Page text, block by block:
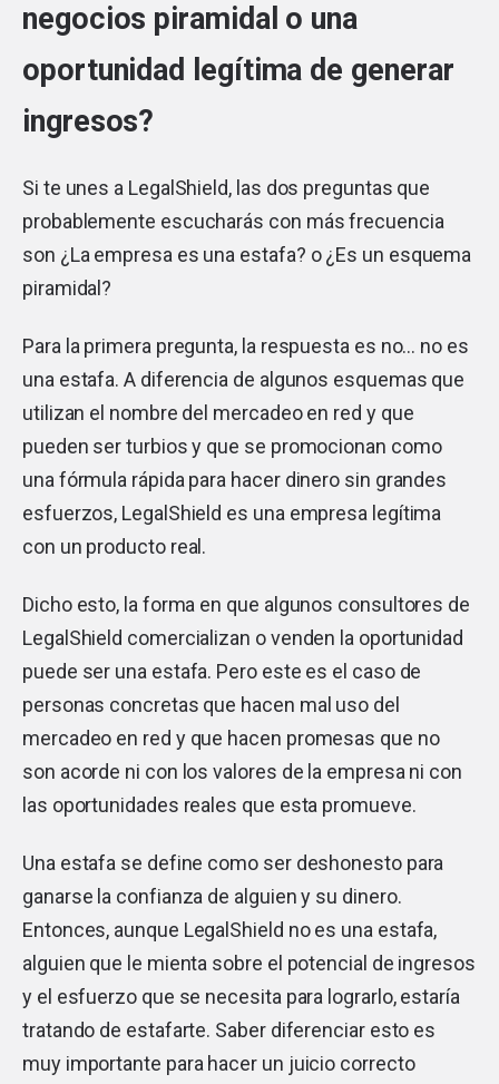
negocios piramidal o una
oportunidad legítima de generar
ingresos?
Si te unes a LegalShield, las dos preguntas que
probablemente escucharás con más frecuencia
son ¿La empresa es una estafa? o ¿Es un esquema
piramidal?
Para la primera pregunta, la respuesta es no… no es
una estafa. A diferencia de algunos esquemas que
utilizan el nombre del mercadeo en red y que
pueden ser turbios y que se promocionan como
una fórmula rápida para hacer dinero sin grandes
esfuerzos, LegalShield es una empresa legítima
con un producto real.
Dicho esto, la forma en que algunos consultores de
LegalShield comercializan o venden la oportunidad
puede ser una estafa. Pero este es el caso de
personas concretas que hacen mal uso del
mercadeo en red y que hacen promesas que no
son acorde ni con los valores de la empresa ni con
las oportunidades reales que esta promueve.
Una estafa se define como ser deshonesto para
ganarse la confianza de alguien y su dinero.
Entonces, aunque LegalShield no es una estafa,
alguien que le mienta sobre el potencial de ingresos
y el esfuerzo que se necesita para lograrlo, estaría
tratando de estafarte. Saber diferenciar esto es
muy importante para hacer un juicio correcto